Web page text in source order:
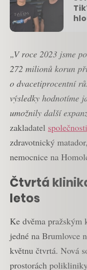
„V roce 2023 jsme
272 milionů korun
o dvacetiprocentní
výsledky hodnotíme
umožnily další
zakladatel
zdravotnický
nemocnice na
Čtvrtá
letos
Ke dvěma
jedné na Brumlovce
květnu čtvrtá. Nová
prostorách